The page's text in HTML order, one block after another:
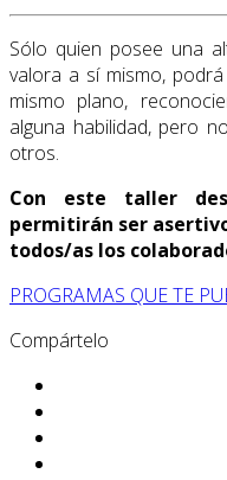
Sólo quien posee una
valora a sí mismo,
mismo plano,
alguna habilidad, pero
otros.
Con este taller
permitirán ser
todos/as los
PROGRAMAS QUE TE
Compártelo